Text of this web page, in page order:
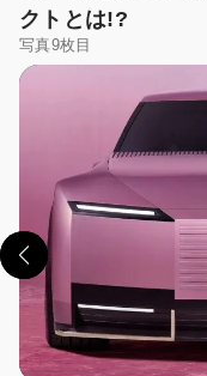
クトとは!?
写真9枚目